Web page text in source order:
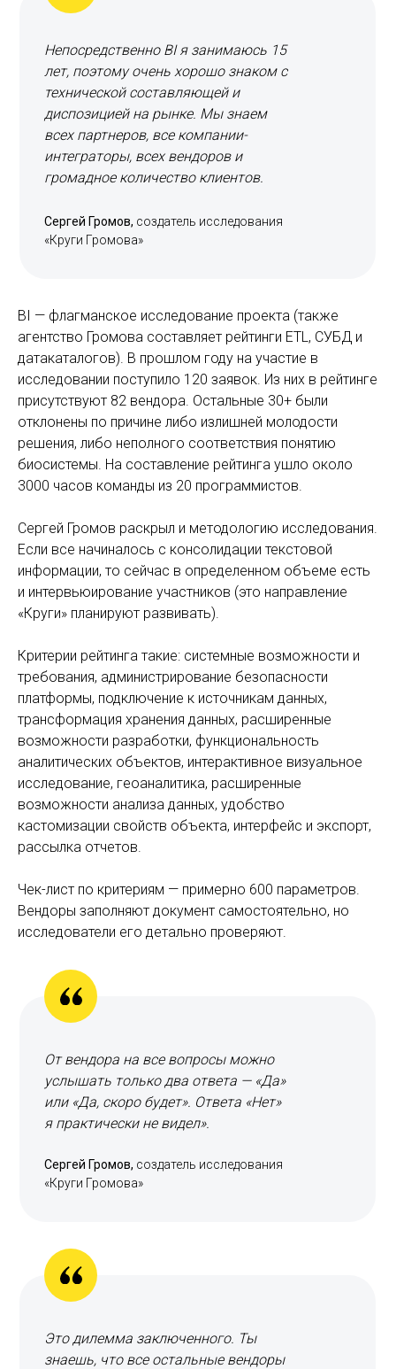
Непосредственно BI я занимаюсь 15
лет, поэтому очень хорошо знаком с
технической составляющей и
диспозицией на рынке. Мы знаем
всех партнеров, все компании-
интеграторы, всех вендоров и
громадное количество клиентов.
Сергей Громов, создатель исследования
«Круги Громова»
BI — флагманское исследование проекта (также
агентство Громова составляет рейтинги ETL, СУБД и
датакаталогов). В прошлом году на участие в
исследовании поступило 120 заявок. Из них в рейтинге
присутствуют 82 вендора. Остальные 30+ были
отклонены по причине либо излишней молодости
решения, либо неполного соответствия понятию
биосистемы. На составление рейтинга ушло около
3000 часов команды из 20 программистов.
Сергей Громов раскрыл и методологию исследования.
Если все начиналось с консолидации текстовой
информации, то сейчас в определенном объеме есть
и интервьюирование участников (это направление
«Круги» планируют развивать).
Критерии рейтинга такие: системные возможности и
требования, администрирование безопасности
платформы, подключение к источникам данных,
трансформация хранения данных, расширенные
возможности разработки, функциональность
аналитических объектов, интерактивное визуальное
исследование, геоаналитика, расширенные
возможности анализа данных, удобство
кастомизации свойств объекта, интерфейс и экспорт,
рассылка отчетов.
Чек-лист по критериям — примерно 600 параметров.
Вендоры заполняют документ самостоятельно, но
исследователи его детально проверяют.
От вендора на все вопросы можно
услышать только два ответа — «Да»
или «Да, скоро будет». Ответа «Нет»
я практически не видел».
Сергей Громов, создатель исследования
«Круги Громова»
Это дилемма заключенного. Ты
знаешь, что все остальные вендоры